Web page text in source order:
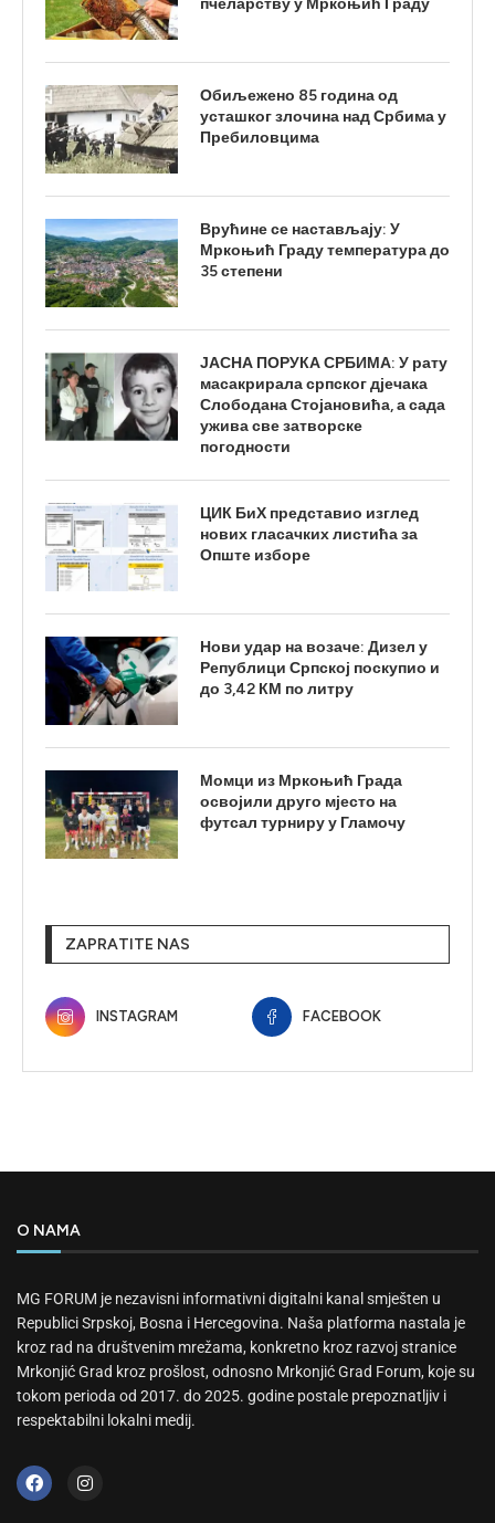
Обиљежено 85 година од
усташког злочина над Србима у
Пребиловцима
Врућине се настављају: У
Мркоњић Граду температура до
35 степени
ЈАСНА ПОРУКА СРБИМА: У рату
масакрирала српског дјечака
Слободана Стојановића, а сада
ужива све затворске
погодности
ЦИК БиХ представио изглед
нових гласачких листића за
Опште изборе
Нови удар на возаче: Дизел у
Републици Српској поскупио и
до 3,42 КМ по литру
Момци из Мркоњић Града
освојили друго мјесто на
футсал турниру у Гламочу
ZAPRATITE NAS
INSTAGRAM FACEBOOK
O NAMA
MG FORUM je nezavisni informativni digitalni kanal smješten u
Republici Srpskoj, Bosna i Hercegovina. Naša platforma nastala je
kroz rad na društvenim mrežama, konkretno kroz razvoj stranice
Mrkonjić Grad kroz prošlost, odnosno Mrkonjić Grad Forum, koje su
tokom perioda od 2017. do 2025. godine postale prepoznatljiv i
respektabilni lokalni medij.